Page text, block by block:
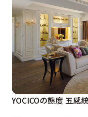
YOCICOの態度 五感